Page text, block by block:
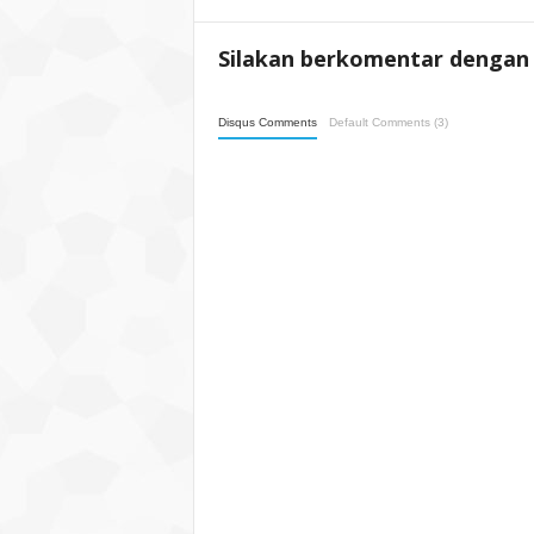
Silakan berkomentar dengan
Disqus Comments Default Comments (3)